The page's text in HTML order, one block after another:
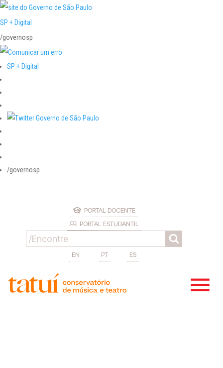
SP + Digital
/governosp
SP + Digital
/governosp
PORTAL DOCENTE
PORTAL ESTUDANTIL
EN PT ES